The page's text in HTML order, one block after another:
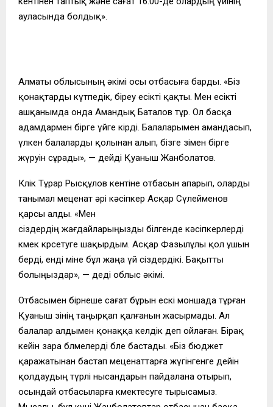
ауласында болдық».
Алматы облысының әкімі осы отбасыға барды. «Біз
қонақтарды күтпедік, біреу есікті қақты. Мен есікті
ашқанымда онда Амандық Баталов тұр. Ол басқа
адамдармен бірге үйге кірді. Балаларымен амандасып,
үлкен балаларды қолынан алып, бізге өзімен бірге
жүруін сұрады», — дейді Қуаныш Жанболатов.
Көлік Тұрар Рысқұлов кентіне отбасын апарып, оларды
танымал меценат әрі кәсіпкер Асқар Сүлейменов
қарсы алды. «Мен
сіздердің жағдайларыңызды білгенде кәсіпкерлерді
көмек көрсетуге шақырдым. Асқар Фазылұлы қол ұшын
берді, енді міне бұл жаңа үй сіздердікі. Бақытты
болыңыздар», — деді облыс әкімі.
Отбасымен бірнеше сағат бұрын ескі моншада тұрған
Қуаныш өзінің таңырқап қалғанын жасырмады. Ал
балалар алдымен қонаққа келдік деп ойлаған. Бірақ
кейін өзара бөлмелерді бөле бастады. «Біз бюджет
қаражатынан бастап меценаттарға жүгінгенге дейін
қолдаудың түрлі нысандарын пайдалана отырып,
осындай отбасыларға көмектесуге тырысамыз.